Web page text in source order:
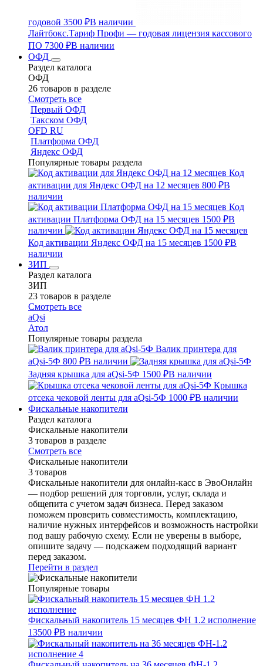
годовой 3500 ₽В наличии
Лайтбокс.Тариф Профи — годовая лицензия кассового
ПО 7300 ₽В наличии
ОФД
Раздел каталога
ОФД
26 товаров в разделе
Смотреть все
Первый ОФД
Такском ОФД
OFD RU
Платформа ОФД
Яндекс ОФД
Популярные товары раздела
Код
активации для Яндекс ОФД на 12 месяцев 800 ₽В
наличии
Код
активации Платформа ОФД на 15 месяцев 1500 ₽В
наличии
Код активации Яндекс ОФД на 15 месяцев 1500 ₽В
наличии
ЗИП
Раздел каталога
ЗИП
23 товаров в разделе
Смотреть все
aQsi
Атол
Популярные товары раздела
Валик принтера для
aQsi-5Ф 800 ₽В наличии
Задняя крышка для aQsi-5Ф 1500 ₽В наличии
Крышка
отсека чековой ленты для aQsi-5Ф 1000 ₽В наличии
Фискальные накопители
Раздел каталога
Фискальные накопители
3 товаров в разделе
Смотреть все
Фискальные накопители
3 товаров
Фискальные накопители для онлайн-касс в ЭвоОнлайн
— подбор решений для торговли, услуг, склада и
общепита с учетом задач бизнеса. Перед заказом
поможем проверить совместимость, комплектацию,
наличие нужных интерфейсов и возможность настройки
под вашу рабочую схему. Если не уверены в выборе,
опишите задачу — подскажем подходящий вариант
перед заказом.
Перейти в раздел
Популярные товары
Фискальный накопитель 15 месяцев ФН 1.2 исполнение
13500 ₽В наличии